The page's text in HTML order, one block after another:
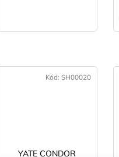
YATE CONDOR
Kód:SH00020